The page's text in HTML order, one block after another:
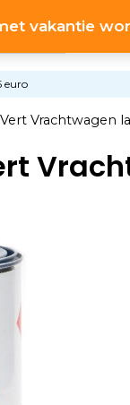
vakantie
euro
Vrachtwagen